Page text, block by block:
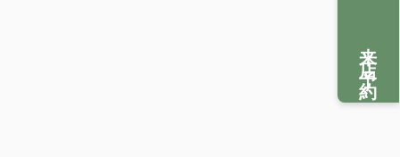
来店予約